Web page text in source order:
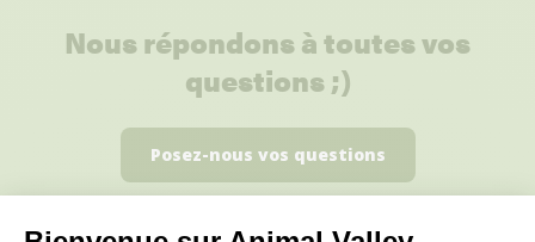
Nous répondons à toutes vos
questions ;)
Posez-nous vos questions